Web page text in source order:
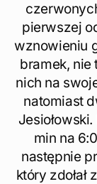
pierwszej
wznowieniu
bramek, nie
nich na
natomiast
min na
następnie
który